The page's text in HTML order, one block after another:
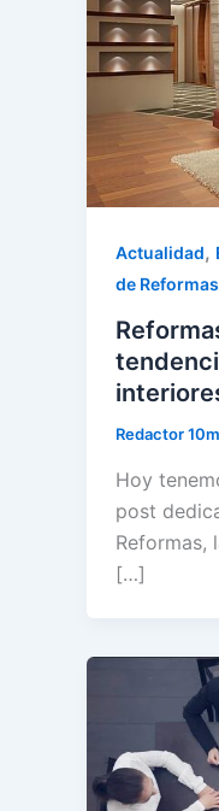
Actualidad,
de Reformas
Redactor
Hoy
post
Reformas,
[…]